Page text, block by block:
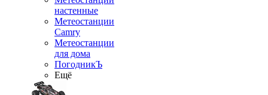
настенные
Метеостанции
Camry
Метеостанции
для дома
ПогодникЪ
Ещё